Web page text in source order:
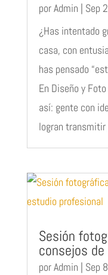
porAdmin | Sep
¿Has intentado
casa, con
has pensado
En Diseño y
así: gente con
logran transmitir
Sesión
consejos
porAdmin | Sep